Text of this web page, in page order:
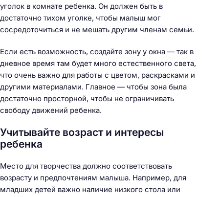
уголок в комнате ребенка. Он должен быть в
достаточно тихом уголке, чтобы малыш мог
сосредоточиться и не мешать другим членам семьи.
Если есть возможность, создайте зону у окна — так в
дневное время там будет много естественного света,
что очень важно для работы с цветом, раскрасками и
другими материалами. Главное — чтобы зона была
достаточно просторной, чтобы не ограничивать
свободу движений ребенка.
Учитывайте возраст и интересы
ребенка
Место для творчества должно соответствовать
возрасту и предпочтениям малыша. Например, для
младших детей важно наличие низкого стола или